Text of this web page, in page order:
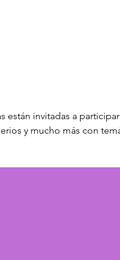
están invitadas a
y mucho más con